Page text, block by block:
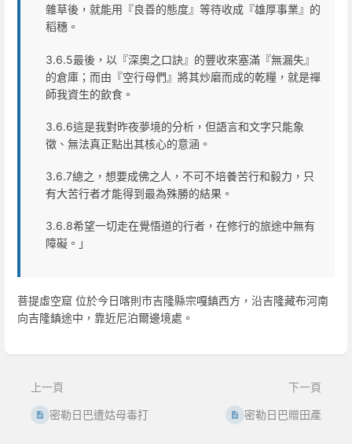
雜草後，就能用『良善的態度』等待收成『雄厚事業』的
稻穗。
3.6.5最後，以『深奧之口訣』的豐收來塞滿『無漏失』
的倉庫；而由『空行母們』將其炒磨而成的乾糧，就是禪
師我資生的飲食。
3.6.6這是我對昨夜夢境的分析，但語言和文字只能象
徵、無法真正點出其核心的意涵。
3.6.7總之，想要成佛之人，不可不培養苦行和毅力，只
有大苦行者才能得到最為殊勝的結果。
3.6.8希望一切走在覺悟道的行者，在修行的旅途中無有
障礙。」
菩提虛空窟 位於今日喀則市吉隆縣宗嘎鎮西方，沿吉隆藏布河南
向吉隆鎮途中，靠近尼泊爾邊境處。
選
上一頁
密勒日巴遭姑母毒打
下一頁
密勒日巴贈田產